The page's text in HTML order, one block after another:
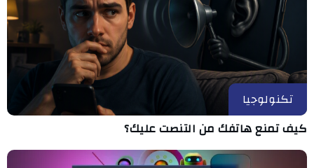
تكنولوجيا
كيف تمنع هاتفك من التنصت عليك؟